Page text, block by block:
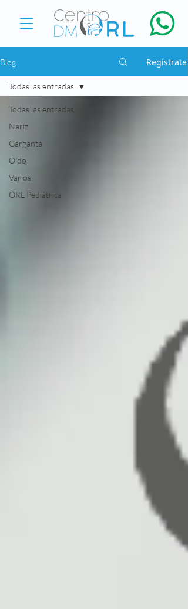
Blog Regístrate
Todas las entradas
Nariz
Garganta
Oído
Varios
ORL Pediátrica
Todas las entradas